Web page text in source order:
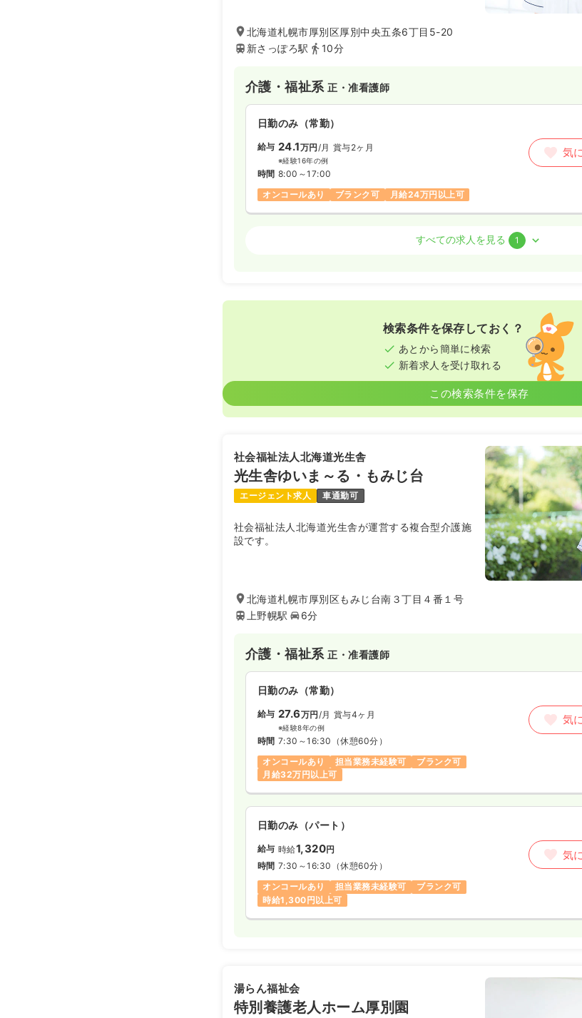
北海道札幌市厚別区厚別中央五条6丁目5-20
新さっぽろ駅
10分
介護・福祉系正・准看護師
日勤のみ（常勤）
給与 24.1万円 /月 賞与2ヶ月
※経験16年の例
時間 8:00～17:00
オンコールあり
ブランク可 月給24万円以上可
気
月給24万円以上可
気
すべての求人を見る 1
検索条件を保存しておく？
あとから簡単に検索
新着求人を受け取れる
この検索条件を保存
社会福祉法人北海道光生舎
光生舎ゆいま～る・もみじ台
エージェント求人 車通勤可
社会福祉法人北海道光生舎が運営する複合型介護施
設です。
北海道札幌市厚別区もみじ台南３丁目４番１号
上野幌駅
6分
介護・福祉系正・准看護師
日勤のみ（常勤）
給与 27.6万円 /月 賞与4ヶ月
※経験8年の例
時間 7:30～16:30 （休憩60分）
オンコールあり
担当業務未経験可
ブランク可
月給32万円以上可
気
日勤のみ（パート）
給与 時給1,320円
時間 7:30～16:30 （休憩60分）
オンコールあり
担当業務未経験可
ブランク可
時給1,300円以上可
気
湯らん福祉会
特別養護老人ホーム厚別園